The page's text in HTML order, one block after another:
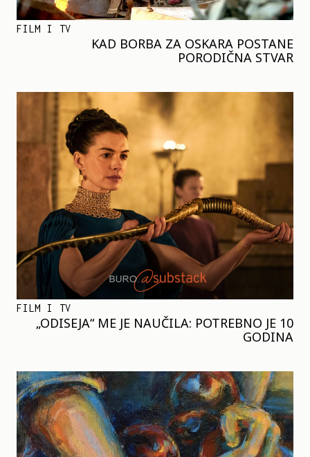
FILM I TV
KAD BORBA ZA OSKARA POSTANE
PORODIČNA STVAR
FILM I TV
„ODISEJA“ ME JE NAUČILA: POTREBNO JE 10
GODINA